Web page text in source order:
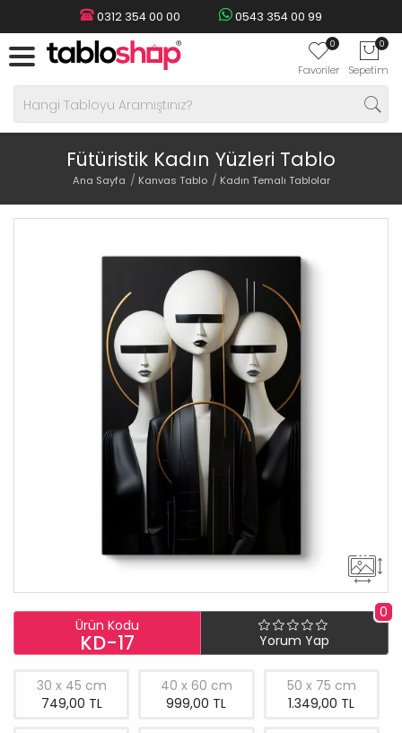
0312 354 00 00 0543 354 00 99
0
Favoriler
0
Sepetim
Fütüristik Kadın Yüzleri Tablo
Ana Sayfa Kanvas Tablo Kadın Temalı Tablolar
Ürün Kodu
KD-17
0
Yorum Yap
30 x 45 cm
749,00 TL
40 x 60 cm
999,00 TL
50 x 75 cm
1.349,00 TL